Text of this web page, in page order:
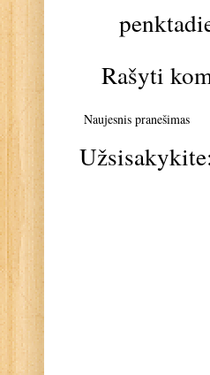
Rašyti
Naujesnis pranešimas